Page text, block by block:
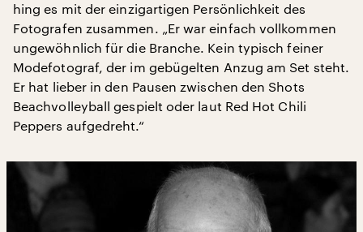
hing es mit der einzigartigen Persönlichkeit des
Fotografen zusammen. „Er war einfach vollkommen
ungewöhnlich für die Branche. Kein typisch feiner
Modefotograf, der im gebügelten Anzug am Set steht.
Er hat lieber in den Pausen zwischen den Shots
Beachvolleyball gespielt oder laut Red Hot Chili
Peppers aufgedreht.“